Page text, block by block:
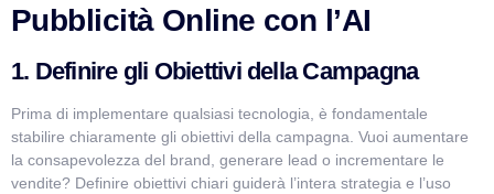
Pubblicità Online con l’AI
1. Definire gli Obiettivi della Campagna
Prima di implementare qualsiasi tecnologia, è fondamentale
stabilire chiaramente gli obiettivi della campagna. Vuoi aumentare
la consapevolezza del brand, generare lead o incrementare le
vendite? Definire obiettivi chiari guiderà l’intera strategia e l’uso